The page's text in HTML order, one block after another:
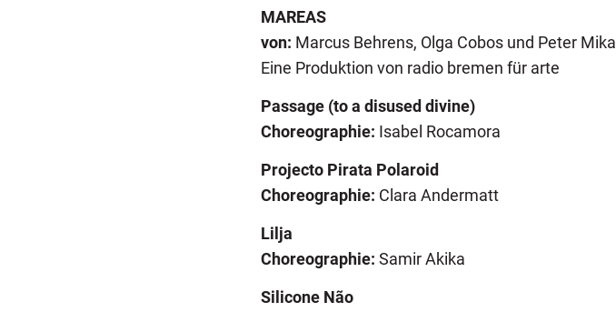
MAREAS
von: Marcus Behrens, Olga Cobos und Peter Mika
Eine Produktion von radio bremen für arte
Passage (to a disused divine)
Choreographie: Isabel Rocamora
Projecto Pirata Polaroid
Choreographie: Clara Andermatt
Lilja
Choreographie: Samir Akika
Silicone Não